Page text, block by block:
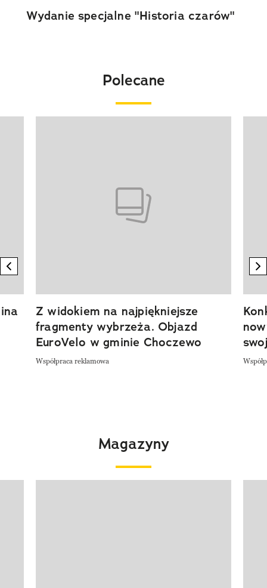
Wydanie specjalne "Historia czarów"
Polecane
previous element
Z widokiem na najpiękniejsze
fragmenty wybrzeża. Objazd
EuroVelo w gminie Choczewo
Współpraca reklamowa
Magazyny